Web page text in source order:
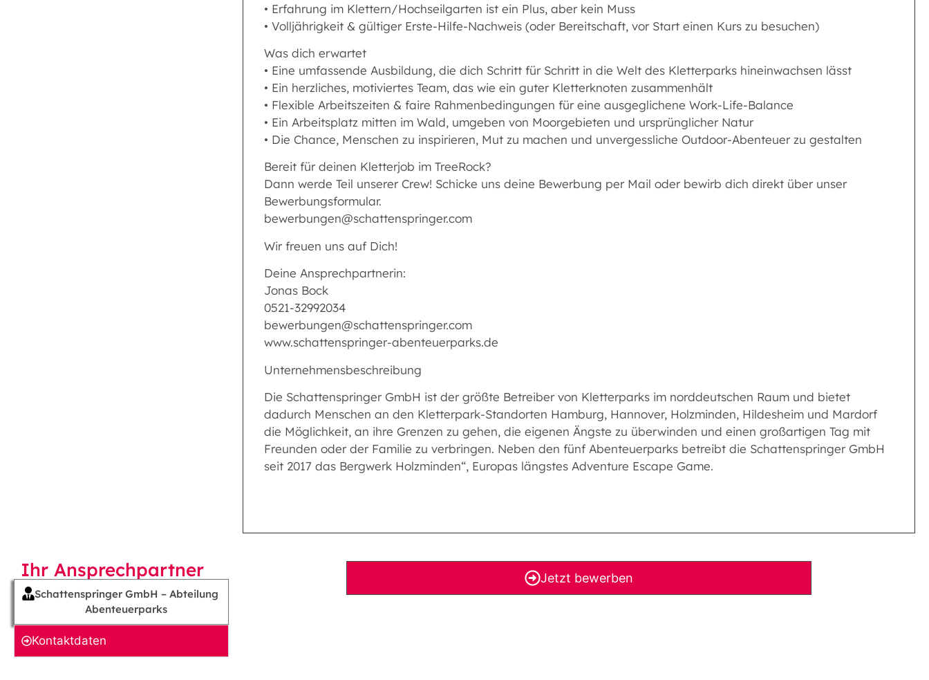
• Erfahrung im Klettern/Hochseilgarten ist ein Plus, aber kein Muss
• Volljährigkeit & gültiger Erste-Hilfe-Nachweis (oder Bereitschaft, vor Start einen Kurs zu besuchen)
Was dich erwartet
• Eine umfassende Ausbildung, die dich Schritt für Schritt in die Welt des Kletterparks hineinwachsen lässt
• Ein herzliches, motiviertes Team, das wie ein guter Kletterknoten zusammenhält
• Flexible Arbeitszeiten & faire Rahmenbedingungen für eine ausgeglichene Work-Life-Balance
• Ein Arbeitsplatz mitten im Wald, umgeben von Moorgebieten und ursprünglicher Natur
• Die Chance, Menschen zu inspirieren, Mut zu machen und unvergessliche Outdoor-Abenteuer zu gestalten
Bereit für deinen Kletterjob im TreeRock?
Dann werde Teil unserer Crew! Schicke uns deine Bewerbung per Mail oder bewirb dich direkt über unser
Bewerbungsformular.
bewerbungen@schattenspringer.com
Wir freuen uns auf Dich!
Deine Ansprechpartnerin:
Jonas Bock
0521-32992034
bewerbungen@schattenspringer.com
www.schattenspringer-abenteuerparks.de
Unternehmensbeschreibung
Die Schattenspringer GmbH ist der größte Betreiber von Kletterparks im norddeutschen Raum und bietet
dadurch Menschen an den Kletterpark-Standorten Hamburg, Hannover, Holzminden, Hildesheim und Mardorf
die Möglichkeit, an ihre Grenzen zu gehen, die eigenen Ängste zu überwinden und einen großartigen Tag mit
Freunden oder der Familie zu verbringen. Neben den fünf Abenteuerparks betreibt die Schattenspringer GmbH
seit 2017 das Bergwerk Holzminden“, Europas längstes Adventure Escape Game.
Ihr Ansprechpartner
Schattenspringer GmbH – Abteilung
Abenteuerparks
Kontakt­daten
Jetzt bewerben